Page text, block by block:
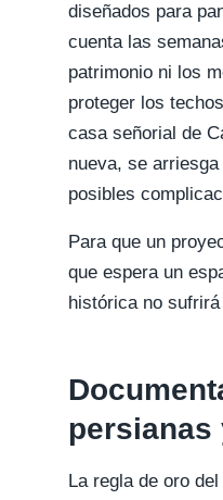
diseñados para
cuenta las
patrimonio ni los
proteger los
casa señorial de
nueva, se
posibles
Para que un
que espera un
histórica no sufrirá
persianas
La regla de oro